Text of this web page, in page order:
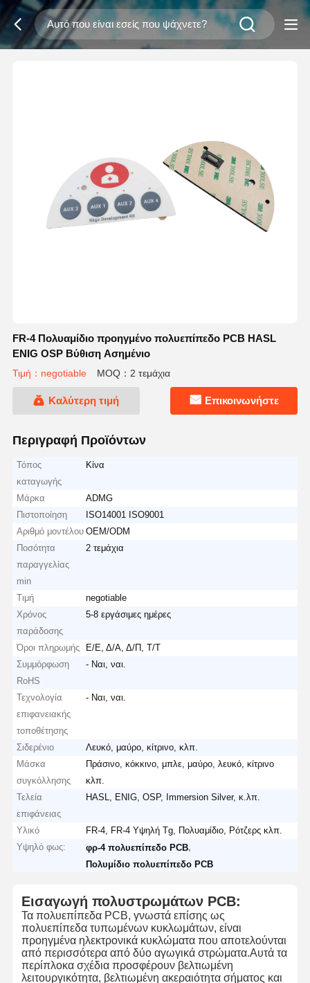
FR-4 Πολυαμίδιο προηγμένο πολυεπίπεδο PCB HASL
ENIG OSP Βύθιση Ασημένιο
Τιμή：negotiable MOQ：2 τεμάχια
Καλύτερη τιμή Επικοινωνήστε
Περιγραφή Προϊόντων
Τόπος
καταγωγής
Κίνα
Μάρκα
ADMG
Πιστοποίηση
ISO14001 ISO9001
Αριθμό μοντέλου OEM/ODM
Ποσότητα
παραγγελίας
min
2 τεμάχια
Τιμή
negotiable
Χρόνος
παράδοσης
5-8 εργάσιμες ημέρες
Όροι πληρωμής
Ε/Ε, Δ/Α, Δ/Π, Τ/Τ
Συμμόρφωση
RoHS
- Ναι, ναι.
Τεχνολογία
επιφανειακής
τοποθέτησης
- Ναι, ναι.
Σιδερένιο
Λευκό, μαύρο, κίτρινο, κλπ.
Μάσκα
συγκόλλησης
Πράσινο, κόκκινο, μπλε, μαύρο, λευκό, κίτρινο
κλπ.
Τελεία
επιφάνειας
HASL, ENIG, OSP, Immersion Silver, κ.λπ.
Υλικό
FR-4, FR-4 Υψηλή Tg, Πολυαμίδιο, Ρότζερς κλπ.
Υψηλό φως:
φρ-4 πολυεπίπεδο PCB
Πολυμίδιο πολυεπίπεδο PCB
Εισαγωγή πολυστρωμάτων PCB:
Τα πολυεπίπεδα PCB, γνωστά επίσης ως
πολυεπίπεδα τυπωμένων κυκλωμάτων, είναι
προηγμένα ηλεκτρονικά κυκλώματα που αποτελούνται
από περισσότερα από δύο αγωγικά στρώματα.Αυτά τα
περίπλοκα σχέδια προσφέρουν βελτιωμένη
λειτουργικότητα, βελτιωμένη ακεραιότητα σήματος και